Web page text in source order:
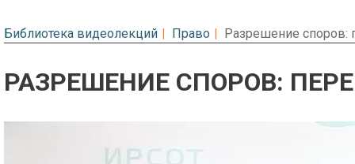
Библиотека видеолекций Право Разрешение споров:
РАЗРЕШЕНИЕ СПОРОВ:
Предварительный просмотр.